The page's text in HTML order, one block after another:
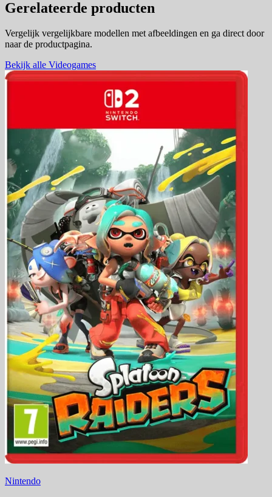
Gerelateerde producten
Vergelijk vergelijkbare modellen met afbeeldingen en ga direct door
naar de productpagina.
Bekijk alle Videogames
Nintendo